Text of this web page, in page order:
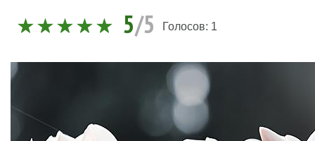
5/5 Голосов: 1